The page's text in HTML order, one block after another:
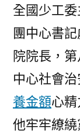
全國少工
團中心書
院院長，
中心社會
養金額心
他牢牢繚